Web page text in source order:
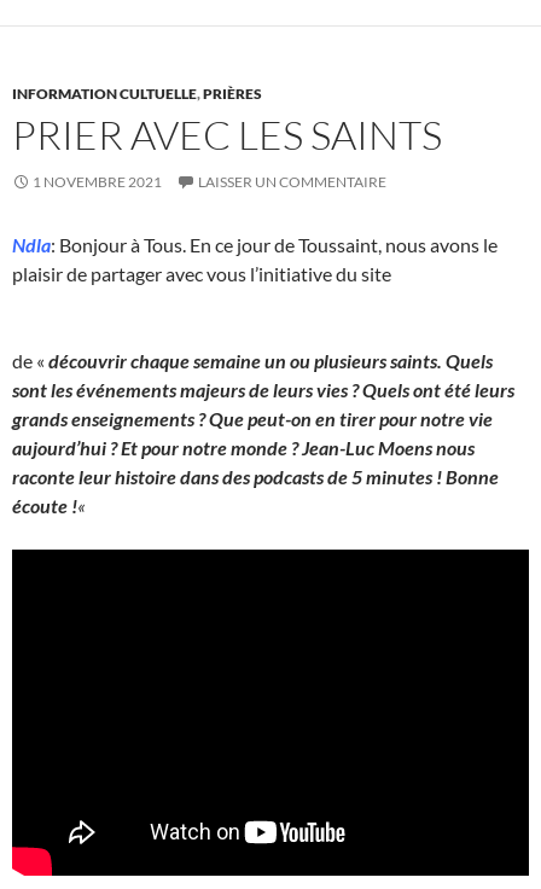
INFORMATION CULTUELLE,PRIÈRES
PRIER AVEC LES SAINTS
1 NOVEMBRE 2021 LAISSER UN COMMENTAIRE
Ndla: Bonjour à Tous. En ce jour de Toussaint, nous avons le
plaisir de partager avec vous l’initiative du site
de « découvrir chaque semaine un ou plusieurs saints. Quels
sont les événements majeurs de leurs vies ? Quels ont été leurs
grands enseignements ? Que peut-on en tirer pour notre vie
aujourd’hui ? Et pour notre monde ? Jean-Luc Moens nous
raconte leur histoire dans des podcasts de 5 minutes ! Bonne
écoute !«